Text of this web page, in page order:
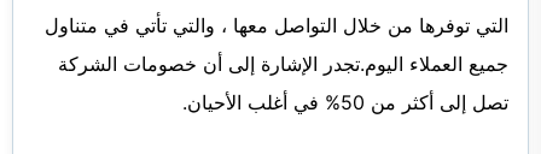
التي توفرها من خلال التواصل معها ، والتي تأتي في متناول
جميع العملاء اليوم.تجدر الإشارة إلى أن خصومات الشركة
تصل إلى أكثر من 50% في أغلب الأحيان.